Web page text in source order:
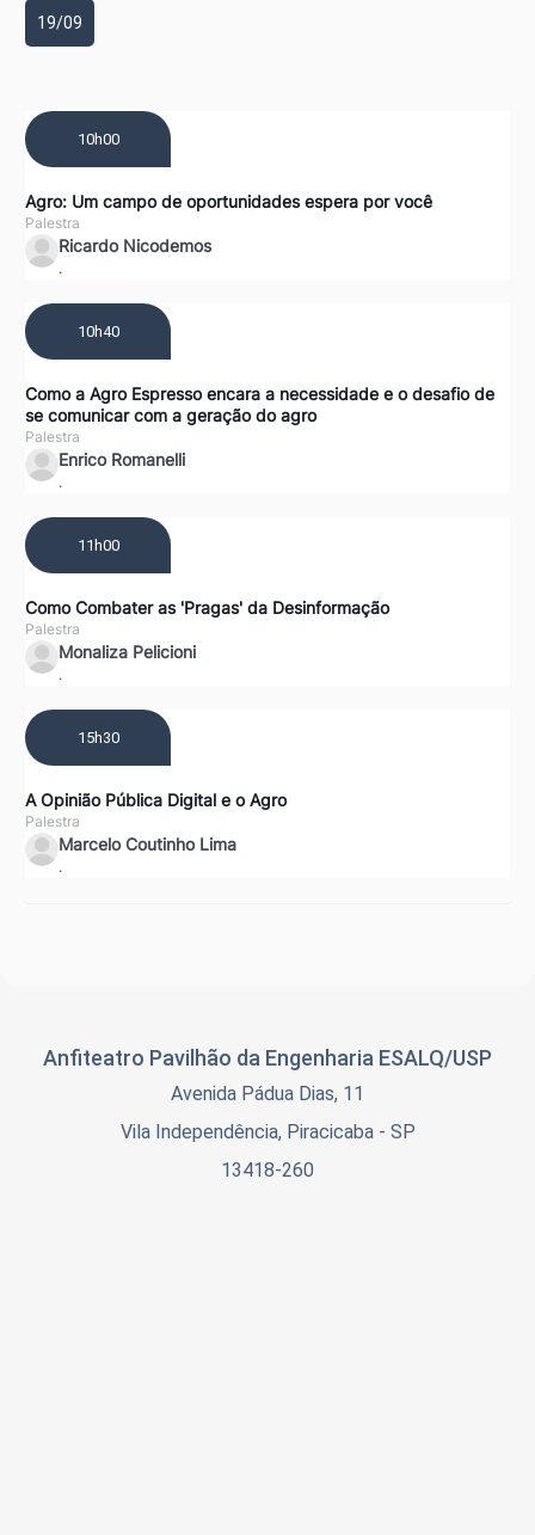
19/09
Agro: Um campo de oportunidades espera por você
Palestra
Ricardo Nicodemos
.
10h00
Como a Agro Espresso encara a necessidade e o desafio de
se comunicar com a geração do agro
Palestra
Enrico Romanelli
.
10h40
Como Combater as 'Pragas' da Desinformação
Palestra
Monaliza Pelicioni
.
11h00
A Opinião Pública Digital e o Agro
Palestra
Marcelo Coutinho Lima
.
15h30
Anfiteatro Pavilhão da Engenharia ESALQ/USP
Avenida Pádua Dias, 11
Vila Independência, Piracicaba - SP
13418-260